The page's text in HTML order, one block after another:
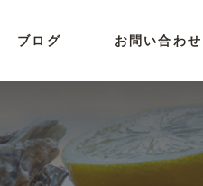
ブログ お問い合わせ